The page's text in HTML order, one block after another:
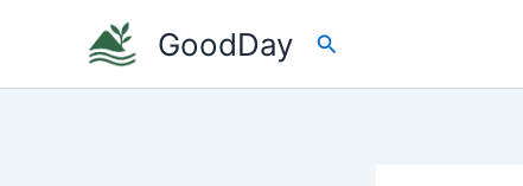
GoodDay
검